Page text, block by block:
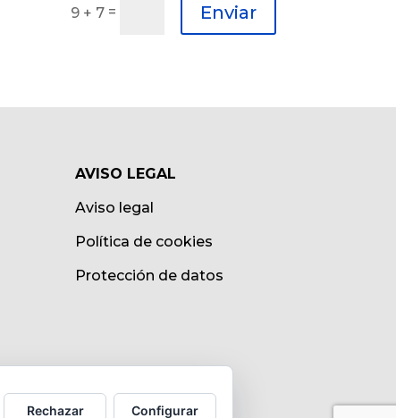
9 + 7= Enviar
AVISO LEGAL
Aviso legal
Política de cookies
Protección de datos
Rechazar Configurar